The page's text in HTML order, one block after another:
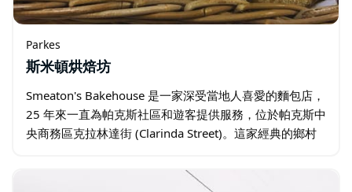
Parkes
斯米頓烘焙坊
Smeaton's Bakehouse 是一家深受當地人喜愛的麵包店，
25 年來一直為帕克斯社區和遊客提供服務，位於帕克斯中
央商務區克拉林達街 (Clarinda Street)。這家經典的鄉村